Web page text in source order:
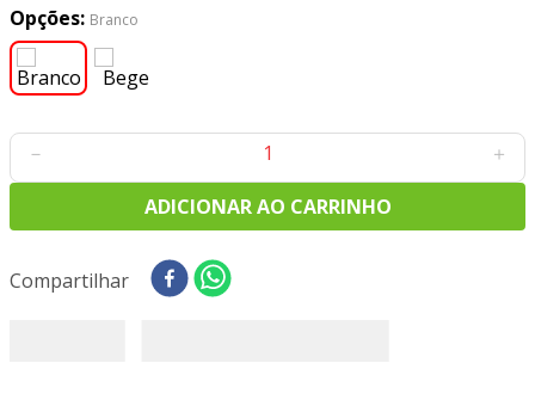
Opções: Branco
＋
－
ADICIONAR AO CARRINHO
Compartilhar
7º
percal
9º
tecido oxford